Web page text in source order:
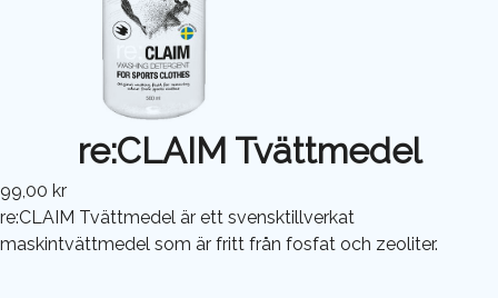
re:CLAIM Tvättmedel
99,00 kr
re:CLAIM Tvättmedel är ett svensktillverkat
maskintvättmedel som är fritt från fosfat och zeoliter.